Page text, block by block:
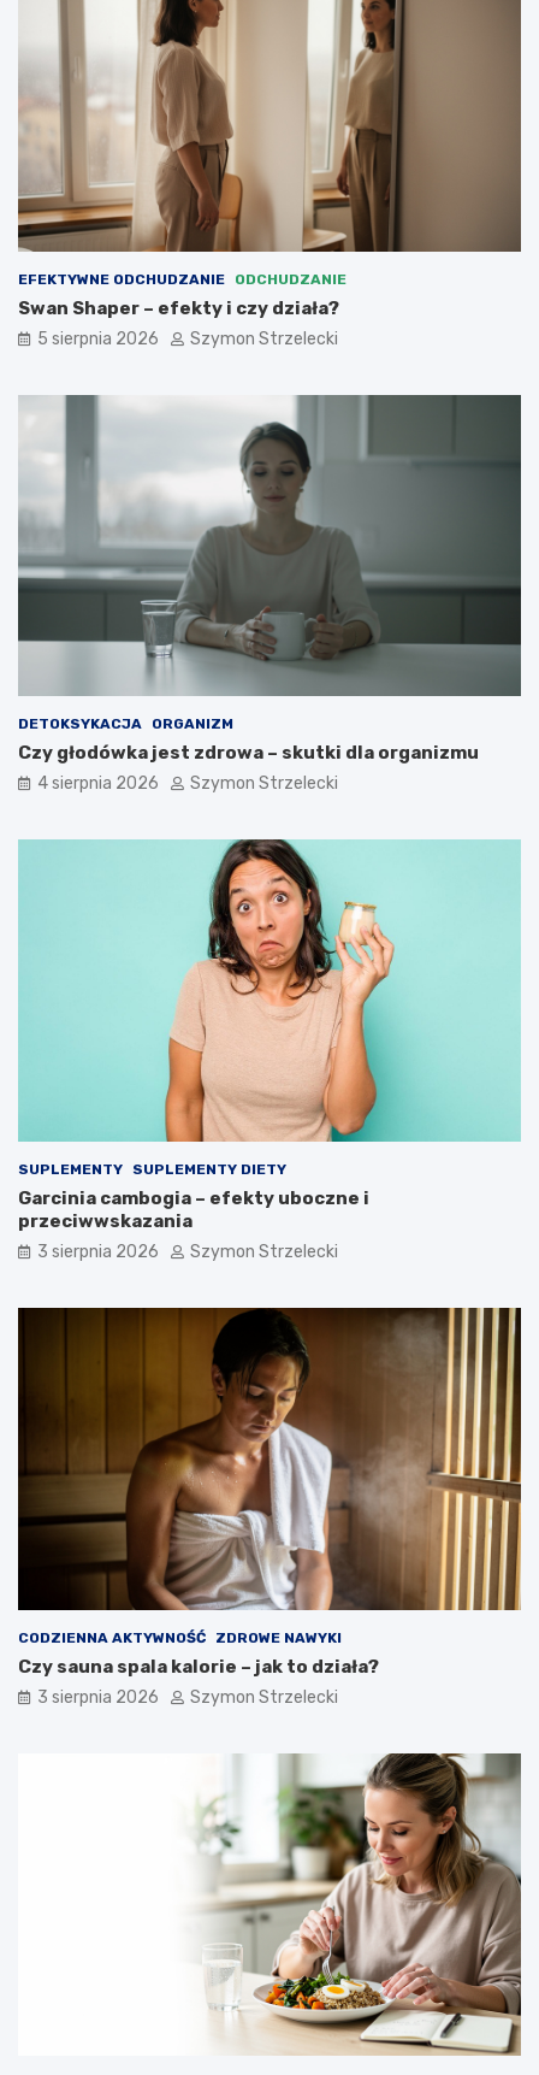
EFEKTYWNE ODCHUDZANIE ODCHUDZANIE
Swan Shaper – efekty i czy działa?
5 sierpnia 2026 Szymon Strzelecki
DETOKSYKACJA ORGANIZM
Czy głodówka jest zdrowa – skutki dla organizmu
4 sierpnia 2026 Szymon Strzelecki
SUPLEMENTY SUPLEMENTY DIETY
Garcinia cambogia – efekty uboczne i
przeciwwskazania
3 sierpnia 2026 Szymon Strzelecki
CODZIENNA AKTYWNOŚĆ ZDROWE NAWYKI
Czy sauna spala kalorie – jak to działa?
3 sierpnia 2026 Szymon Strzelecki